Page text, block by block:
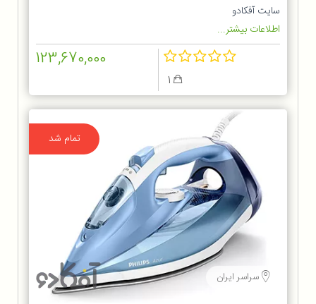
سایت آفکادو
اطلاعات بیشتر...
123,670,000
تمام شد
سراسر ایران